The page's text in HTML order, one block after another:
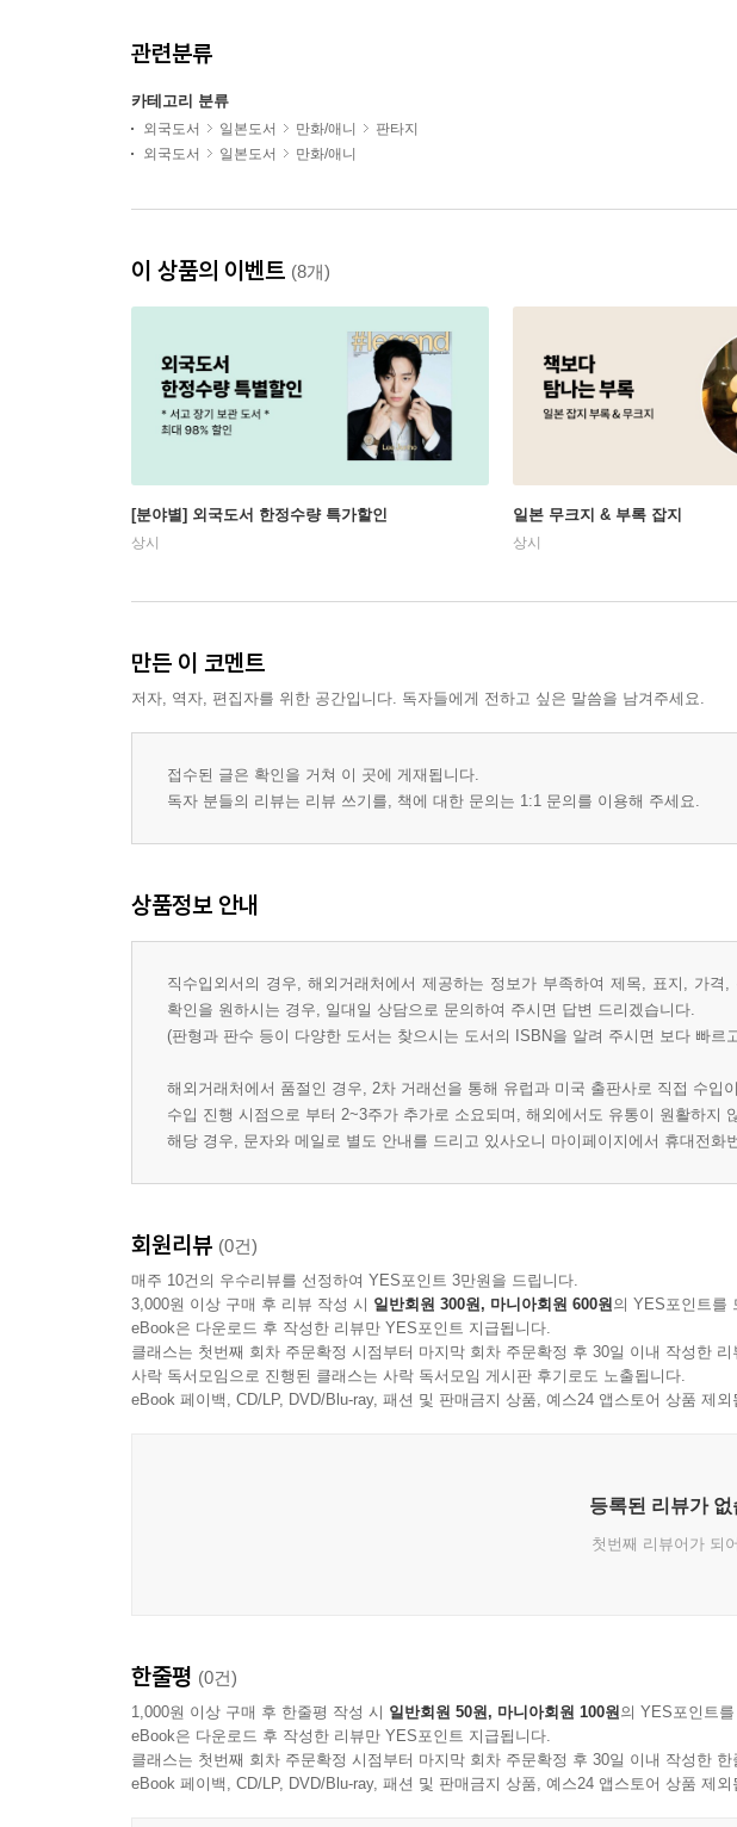
관련분류
카테고리 분류
외국도서 일본도서 만화/애니
판타지
외국도서
일본도서 만화/애니
이 상품의 이벤트 (8개)
[분야별] 외국도서 한정수량 특가할인
상시
일본 무크지 & 부록 잡지
상시
만든 이 코멘트
저자, 역자, 편집자를 위한 공간입니다. 독자들에게 전하고 싶은 말씀을 남겨주세요.
접수된 글은 확인을 거쳐 이 곳에 게재됩니다.
독자 분들의 리뷰는 리뷰 쓰기를, 책에 대한 문의는 1:1 문의를 이용해 주세요.
상품정보 안내
직수입외서의 경우, 해외거래처에서 제공하는 정보가 부족하여 제목, 표지, 가
확인을 원하시는 경우, 일대일 상담으로 문의하여 주시면 답변 드리겠습니다.
(판형과 판수 등이 다양한 도서는 찾으시는 도서의 ISBN을 알려 주시면 보다 빠르
해외거래처에서 품절인 경우, 2차 거래선을 통해 유럽과 미국 출판사로 직접 수입
수입 진행 시점으로 부터 2~3주가 추가로 소요되며, 해외에서도 유통이 원활하지
해당 경우, 문자와 메일로 별도 안내를 드리고 있사오니 마이페이지에서 휴대전화
회원리뷰 (0건)
매주 10건의 우수리뷰를 선정하여 YES포인트 3만원을 드립니다.
3,000원 이상 구매 후 리뷰 작성 시 일반회원 300원, 마니아회원 600원의 YES포인트를
eBook은 다운로드 후 작성한 리뷰만 YES포인트 지급됩니다.
클래스는 첫번째 회차 주문확정 시점부터 마지막 회차 주문확정 후 30일 이내 작성한
사락 독서모임으로 진행된 클래스는 사락 독서모임 게시판 후기로도 노출됩니다.
eBook 페이백, CD/LP, DVD/Blu-ray, 패션 및 판매금지 상품, 예스24 앱스토어 상품 제외
등록된 리뷰가 없
첫번째 리뷰어가 되
한줄평 (0건)
1,000원 이상 구매 후 한줄평 작성 시 일반회원 50원, 마니아회원 100원의 YES포인트
eBook은 다운로드 후 작성한 리뷰만 YES포인트 지급됩니다.
클래스는 첫번째 회차 주문확정 시점부터 마지막 회차 주문확정 후 30일 이내 작성한
eBook 페이백, CD/LP, DVD/Blu-ray, 패션 및 판매금지 상품, 예스24 앱스토어 상품 제외